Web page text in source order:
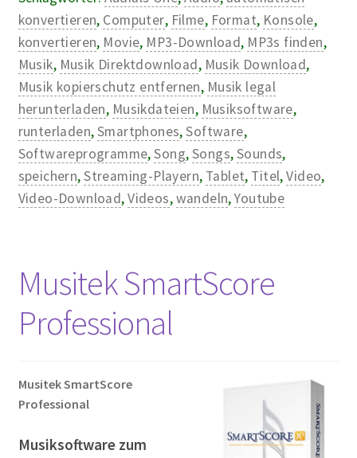
konvertieren, Computer, Filme, Format, Konsole,
konvertieren, Movie, MP3-Download, MP3s finden,
Musik, Musik Direktdownload, Musik Download,
Musik kopierschutz entfernen, Musik legal
herunterladen, Musikdateien, Musiksoftware,
runterladen,Smartphones,Software,
Softwareprogramme,Song,Songs,Sounds,
speichern,Streaming-Playern, Tablet, Titel,Video,
Video-Download,Videos,wandeln,Youtube
Musitek SmartScore
Professional
Musitek SmartScore
Professional
Musiksoftware zum